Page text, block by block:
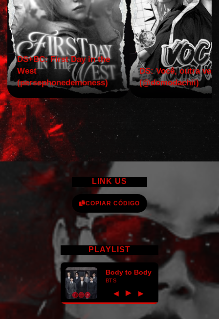
DS+BC: First Day in the
West
(persephonedemoness)
DS: Você, outra vez!
(@domodachii)
LINK US
COPIAR CÓDIGO
PLAYLIST
Body to Body
BTS
◀ ► ▶